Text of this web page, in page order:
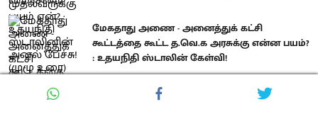
மேகதாது அணை - அனைத்துக் கட்சி
கூட்டத்தை கூட்ட த.வெ.க அரசுக்கு என்ன பயம்?
: உதயநிதி ஸ்டாலின் கேள்வி!
Related Stories